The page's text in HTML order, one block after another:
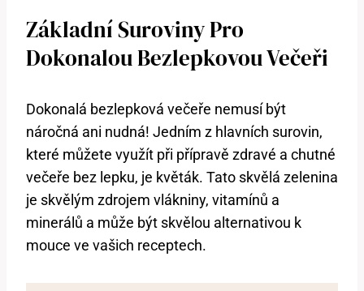
Základní Suroviny Pro
Dokonalou Bezlepkovou Večeři
Dokonalá bezlepková večeře nemusí být
náročná ani nudná! Jedním z hlavních surovin,
které můžete využít při přípravě zdravé a chutné
večeře bez lepku, je květák. Tato skvělá zelenina
je skvělým zdrojem vlákniny, vitamínů a
minerálů a může být skvělou alternativou k
mouce ve vašich receptech.